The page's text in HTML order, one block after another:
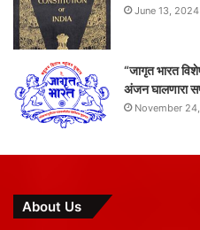
June 13, 2024
“जागृत भारत
अंजन घालणारा
November
About Us